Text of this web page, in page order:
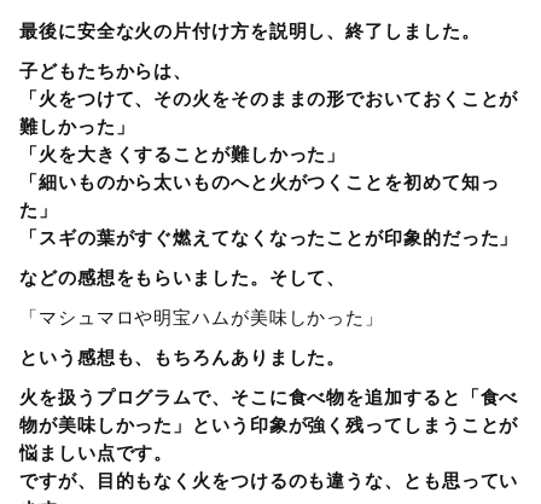
最後に安全な火の片付け方を説明し、終了しました。
子どもたちからは、
「火をつけて、その火をそのままの形でおいておくことが
難しかった」
「火を大きくすることが難しかった」
「細いものから太いものへと火がつくことを初めて知っ
た」
「スギの葉がすぐ燃えてなくなったことが印象的だった」
などの感想をもらいました。そして、
「マシュマロや明宝ハムが美味しかった」
という感想も、もちろんありました。
火を扱うプログラムで、そこに食べ物を追加すると「食べ
物が美味しかった」という印象が強く残ってしまうことが
悩ましい点です。
ですが、目的もなく火をつけるのも違うな、とも思ってい